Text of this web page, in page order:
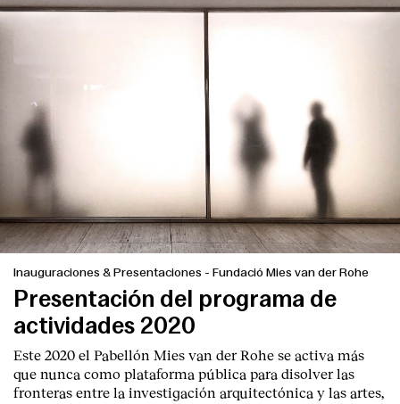
Inauguraciones & Presentaciones - Fundació Mies van der Rohe
Presentación del programa de
actividades 2020
Este 2020 el Pabellón Mies van der Rohe se activa más
que nunca como plataforma pública para disolver las
fronteras entre la investigación arquitectónica y las artes,